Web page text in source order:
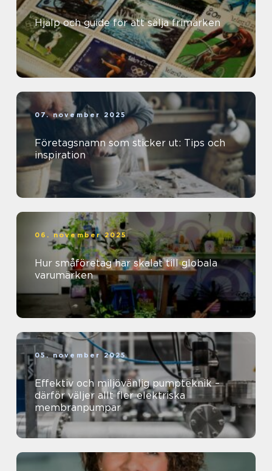
Hjälp och guide för att sälja frimärken
07. november 2025
Företagsnamn som sticker ut: Tips och
inspiration
06. november 2025
Hur småföretag har skalat till globala
varumärken
05. november 2025
Effektiv och miljövänlig pumpteknik –
därför väljer allt fler elektriska
membranpumpar